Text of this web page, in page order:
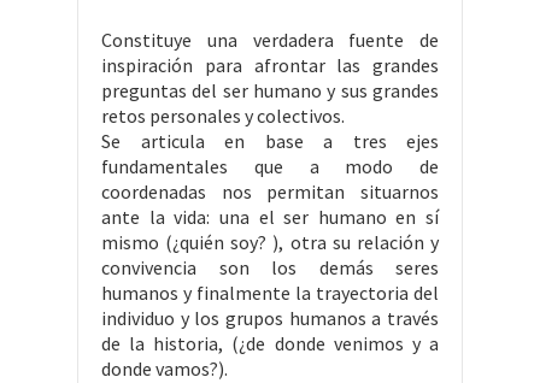
Constituye una verdadera fuente de
inspiración para afrontar las grandes
preguntas del ser humano y sus grandes
retos personales y colectivos.
Se articula en base a tres ejes
fundamentales que a modo de
coordenadas nos permitan situarnos
ante la vida: una el ser humano en sí
mismo (¿quién soy? ), otra su relación y
convivencia son los demás seres
humanos y finalmente la trayectoria del
individuo y los grupos humanos a través
de la historia, (¿de donde venimos y a
donde vamos?).